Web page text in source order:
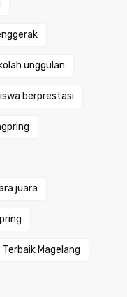
unggulan
berprestasi
juara
Terbaik Magelang